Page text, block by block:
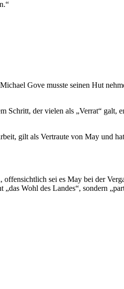
Gove musste seinen Hut
der vielen als „Verrat“ galt,
gilt als Vertraute von May und
sei es May bei der
Wohl des Landes“, sondern